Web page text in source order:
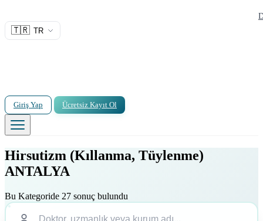
🇹🇷 TR
Giriş Yap Ücretsiz Kayıt Ol
Hirsutizm (Kıllanma, Tüylenme)
ANTALYA
Bu Kategoride 27 sonuç bulundu